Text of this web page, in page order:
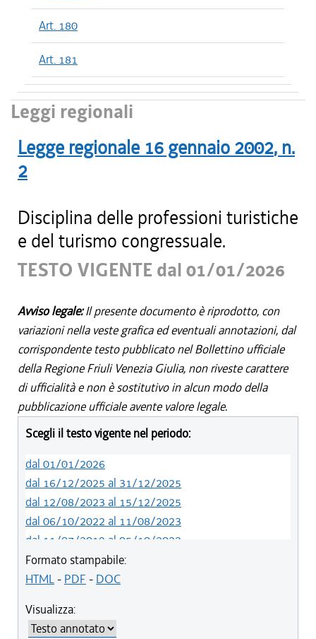
Art. 180
Art. 181
Leggi regionali
Legge regionale 16 gennaio 2002, n.
2
Disciplina delle professioni turistiche
e del turismo congressuale.
TESTO VIGENTE dal 01/01/2026
Avviso legale:Il presente documento è riprodotto, con
variazioni nella veste grafica ed eventuali annotazioni, dal
corrispondente testo pubblicato nel Bollettino ufficiale
della Regione Friuli Venezia Giulia, non riveste carattere
di ufficialità e non è sostitutivo in alcun modo della
pubblicazione ufficiale avente valore legale.
Scegli il testo vigente nel periodo:
dal 01/01/2026
dal 16/12/2025 al 31/12/2025
dal 12/08/2023 al 15/12/2025
dal 06/10/2022 al 11/08/2023
dal 11/07/2019 al 05/10/2022
dal 01/05/2019 al 10/07/2019
dal 12/04/2018 al 30/04/2019
dal 01/01/2018 al 28/03/2018
dal 09/11/2017 al 31/12/2017
Formato stampabile:
HTML- PDF - DOC
Visualizza: